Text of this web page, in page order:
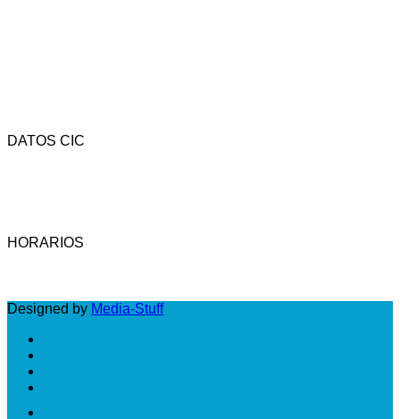
DATOS CIC
HORARIOS
Designed by Media-Stuff